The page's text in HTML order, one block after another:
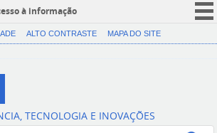
à informação
CORONAVÍRUS (COVID-19)
Canais
ALTO CONTRASTE MAPA DO SITE
TECNOLOGIA E INOVAÇÕES